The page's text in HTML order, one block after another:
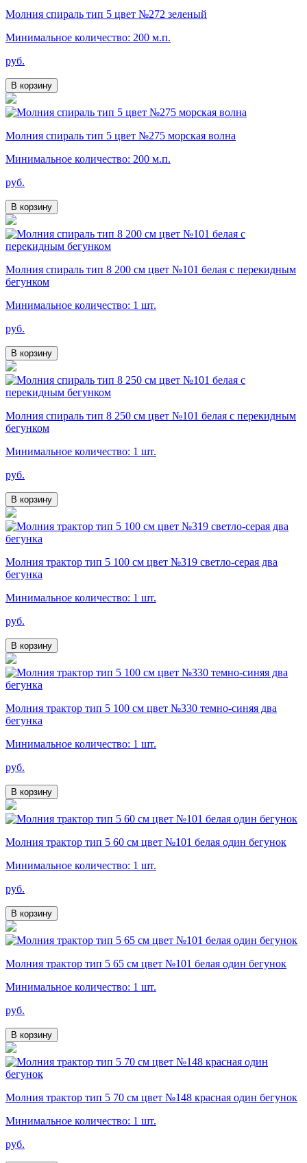
Молния спираль тип 5 цвет №272 зеленый
Минимальное количество: 200 м.п.
руб.
В корзину
Молния спираль тип 5 цвет №275 морская волна
Минимальное количество: 200 м.п.
руб.
В корзину
Молния спираль тип 8 200 см цвет №101 белая с перекидным
бегунком
Минимальное количество: 1 шт.
руб.
В корзину
Молния спираль тип 8 250 см цвет №101 белая с перекидным
бегунком
Минимальное количество: 1 шт.
руб.
В корзину
Молния трактор тип 5 100 см цвет №319 светло-серая два
бегунка
Минимальное количество: 1 шт.
руб.
В корзину
Молния трактор тип 5 100 см цвет №330 темно-синяя два
бегунка
Минимальное количество: 1 шт.
руб.
В корзину
Молния трактор тип 5 60 см цвет №101 белая один бегунок
Минимальное количество: 1 шт.
руб.
В корзину
Молния трактор тип 5 65 см цвет №101 белая один бегунок
Минимальное количество: 1 шт.
руб.
В корзину
Молния трактор тип 5 70 см цвет №148 красная один бегунок
Минимальное количество: 1 шт.
руб.